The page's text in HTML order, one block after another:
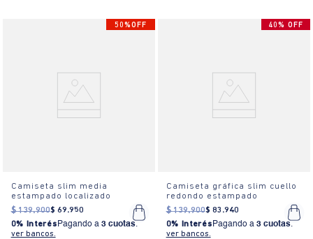
50%OFF
Camiseta slim media
estampado localizado
$ 139.900$ 69.950
0% Interés Pagando a 3 cuotas.
ver bancos.
40% OFF
Camiseta gráfica slim cuello
redondo estampado
$ 139.900$ 83 .940
0% Interés Pagando a 3 cuotas.
ver bancos.